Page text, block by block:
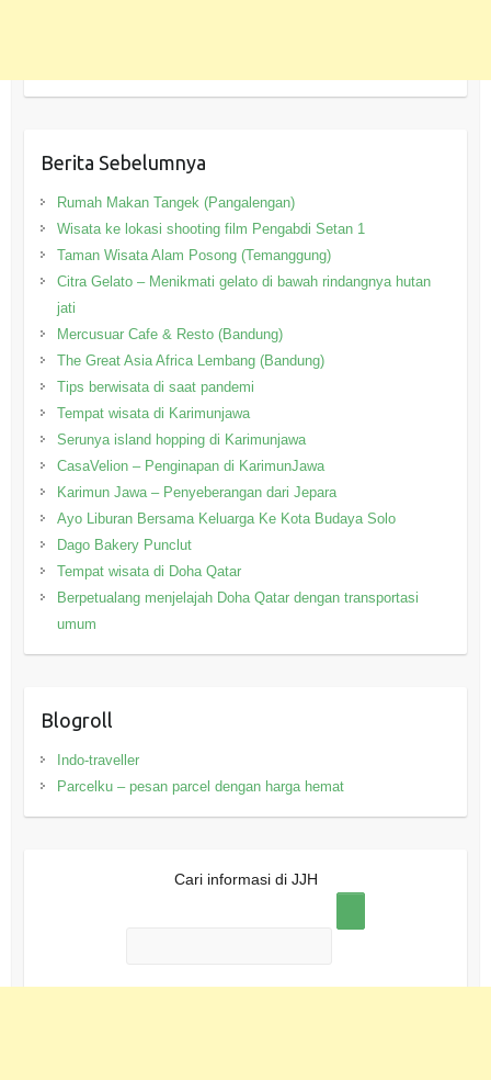
Berita Sebelumnya
Rumah Makan Tangek (Pangalengan)
Wisata ke lokasi shooting film Pengabdi Setan 1
Taman Wisata Alam Posong (Temanggung)
Citra Gelato – Menikmati gelato di bawah rindangnya hutan
jati
Mercusuar Cafe & Resto (Bandung)
The Great Asia Africa Lembang (Bandung)
Tips berwisata di saat pandemi
Tempat wisata di Karimunjawa
Serunya island hopping di Karimunjawa
CasaVelion – Penginapan di KarimunJawa
Karimun Jawa – Penyeberangan dari Jepara
Ayo Liburan Bersama Keluarga Ke Kota Budaya Solo
Dago Bakery Punclut
Tempat wisata di Doha Qatar
Berpetualang menjelajah Doha Qatar dengan transportasi
umum
Blogroll
Indo-traveller
Parcelku – pesan parcel dengan harga hemat
Cari informasi di JJH